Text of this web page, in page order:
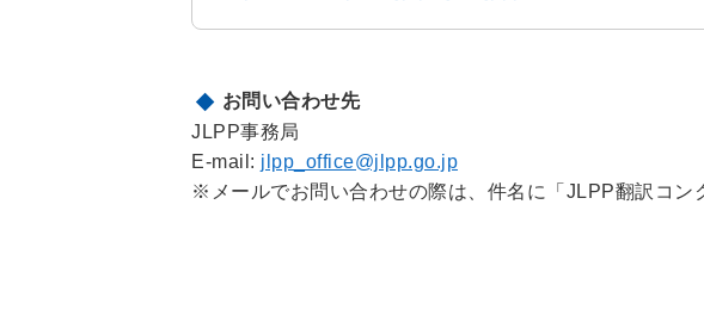
お問い合わせ先
JLPP事務局
E-mail: jlpp_office@jlpp.go.jp
※メールでお問い合わせの際は、件名に「JLPP翻訳コ